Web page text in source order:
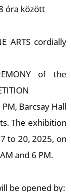
óra között
ARTS cordially
of the
Barcsay Hall
The exhibition
to 20, 2025, on
and 6 PM.
be opened by: